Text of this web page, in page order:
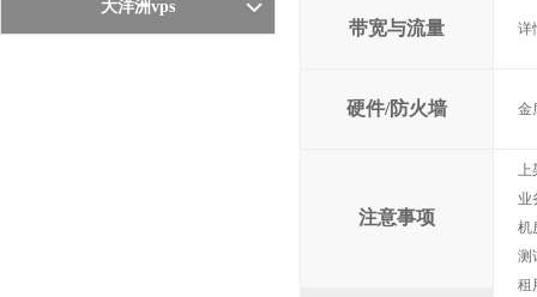
大洋洲vps
带宽与流量 详
硬件/防火墙 金
注意事项
上
业
机
测
租